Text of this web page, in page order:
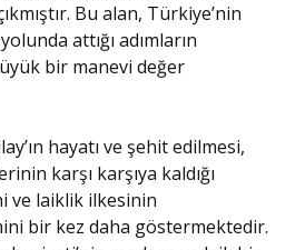
Bu alan, Türkiye’nin
attığı adımların
bir manevi değer
hayatı ve şehit edilmesi,
karşı karşıya kaldığı
ve laiklik ilkesinin
bir kez daha göstermektedir.